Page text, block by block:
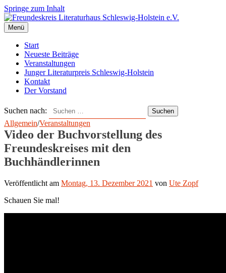
Springe zum Inhalt
Menü
Start
Neueste Beiträge
Veranstaltungen
Junger Literaturpreis Schleswig-Holstein
Kontakt
Der Vorstand
Suchen nach:
Allgemein/Veranstaltungen
Video der Buchvorstellung des
Freundeskreises mit den
Buchhändlerinnen
Veröffentlicht am Montag, 13. Dezember 2021 von Ute Zopf
Schauen Sie mal!